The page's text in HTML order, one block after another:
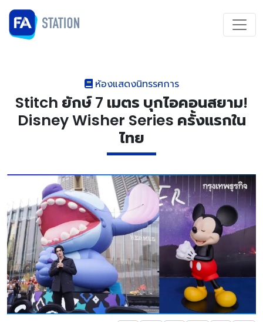
ห้องแสดงนิทรรศการ
Stitch ยักษ์ 7 เมตร บุกไอคอนสยาม!
Disney Wisher Series ครั้งแรกใน
ไทย